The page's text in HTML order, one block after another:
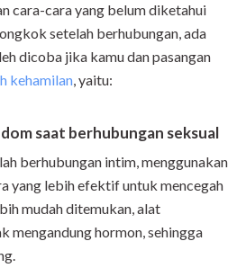
cara-cara yang belum diketahui
setelah berhubungan, ada
dicoba jika kamu dan pasangan
kehamilan, yaitu:
saat berhubungan seksual
berhubungan intim, menggunakan
yang lebih efektif untuk mencegah
mudah ditemukan, alat
mengandung hormon, sehingga